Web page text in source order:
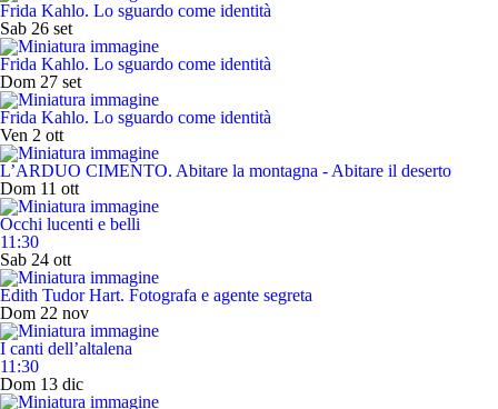
Frida Kahlo. Lo sguardo come identità
Sab 26 set
Frida Kahlo. Lo sguardo come identità
Dom 27 set
Frida Kahlo. Lo sguardo come identità
Ven 2 ott
L’ARDUO CIMENTO. Abitare la montagna - Abitare il deserto
Dom 11 ott
Occhi lucenti e belli
11:30
Sab 24 ott
Edith Tudor Hart. Fotografa e agente segreta
Dom 22 nov
I canti dell’altalena
11:30
Dom 13 dic